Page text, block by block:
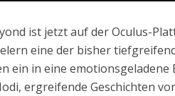
ist jetzt auf der Oculus-
eine der bisher
ein in eine
ergreifende Geschichten